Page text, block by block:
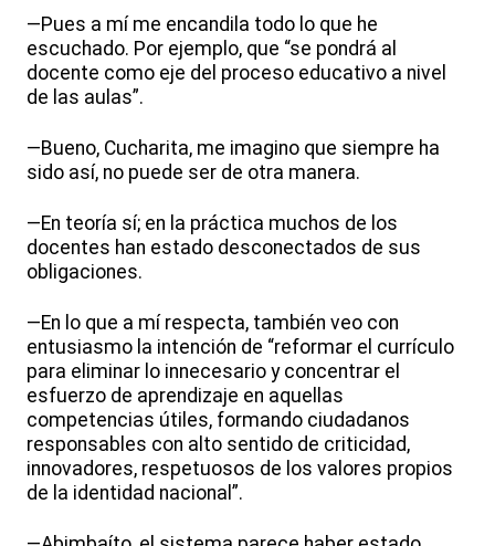
—Pues a mí me encandila todo lo que he
escuchado. Por ejemplo, que “se pondrá al
docente como eje del proceso educativo a nivel
de las aulas”.
—Bueno, Cucharita, me imagino que siempre ha
sido así, no puede ser de otra manera.
—En teoría sí; en la práctica muchos de los
docentes han estado desconectados de sus
obligaciones.
—En lo que a mí respecta, también veo con
entusiasmo la intención de “reformar el currículo
para eliminar lo innecesario y concentrar el
esfuerzo de aprendizaje en aquellas
competencias útiles, formando ciudadanos
responsables con alto sentido de criticidad,
innovadores, respetuosos de los valores propios
de la identidad nacional”.